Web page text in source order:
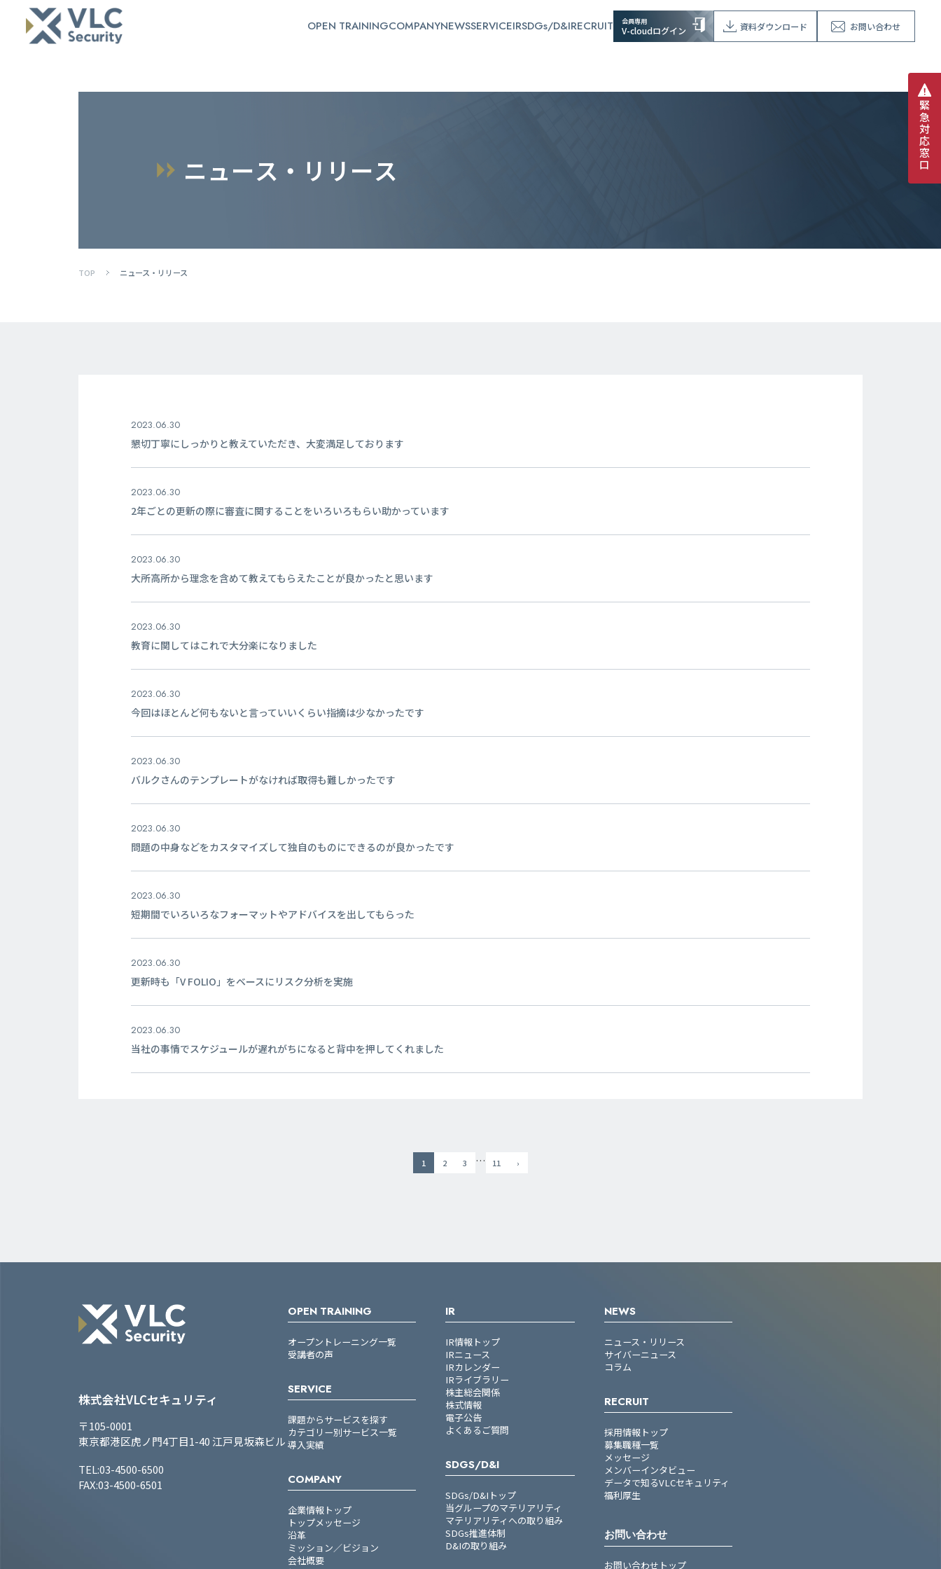
OPEN TRAININGCOMPANYNEWSSERVICEIRSDGs/D&IRECRUIT 会員専用
V-cloudログイン 資料ダウンロード お問い合わせ
緊
急
対
応
窓
口
ニュース ・ リ リ ース
TOP ニュース・リリース
2023.06.30
懇切丁寧にしっかりと教えていただき、大変満足しております
2023.06.30
2年ごとの更新の際に審査に関することをいろいろもらい助かっています
2023.06.30
大所高所から理念を含めて教えてもらえたことが良かったと思います
2023.06.30
教育に関してはこれで大分楽になりました
2023.06.30
今回はほとんど何もないと言っていいくらい指摘は少なかったです
2023.06.30
バルクさんのテンプレートがなければ取得も難しかったです
2023.06.30
問題の中身などをカスタマイズして独自のものにできるのが良かったです
2023.06.30
短期間でいろいろなフォーマットやアドバイスを出してもらった
2023.06.30
更新時も「V FOLIO」をベースにリスク分析を実施
2023.06.30
当社の事情でスケジュールが遅れがちになると背中を押してくれました
1 2 3 … 11 ›
株式会社VLCセキュリティ
〒105-0001
東京都港区虎ノ門4丁目1-40 江戸見坂森ビル
TEL:03-4500-6500
FAX:03-4500-6501
OPEN TRAINING
オープントレーニング一覧
受講者の声
SERVICE
課題からサービスを探す
カテゴリー別サービス一覧
導入実績
COMPANY
企業情報トップ
トップメッセージ
沿革
ミッション／ビジョン
会社概要
IR
IR情報トップ
IRニュース
IRカレンダー
IRライブラリー
株主総会関係
株式情報
電子公告
よくあるご質問
SDGS/D&I
SDGs/D&Iトップ
当グループのマテリアリティ
マテリアリティへの取り組み
SDGs推進体制
D&Iの取り組み
NEWS
ニュース・リリース
サイバーニュース
コラム
RECRUIT
採用情報トップ
募集職種一覧
メッセージ
メンバーインタビュー
データで知るVLCセキュリティ
福利厚生
お問い合わせ
お問い合わせトップ